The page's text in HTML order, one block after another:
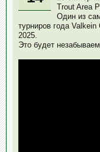
Trout Area
Один из
турниров года
2025.
Это будет